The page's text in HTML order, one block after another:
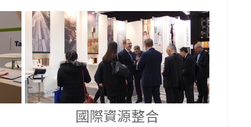
國際資源整合